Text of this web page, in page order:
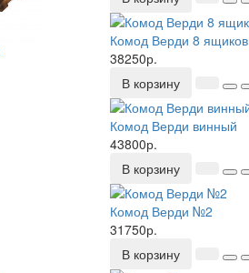
Комод Верди 8 ящиков
38250р.
В корзину
Комод Верди винный
43800р.
В корзину
Комод Верди №2
31750р.
В корзину